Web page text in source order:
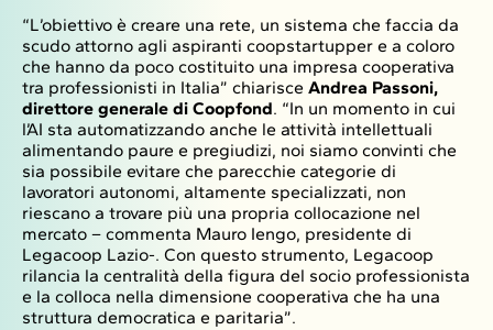
“L’obiettivo è creare una rete, un sistema che faccia da
scudo attorno agli aspiranti coopstartupper e a coloro
che hanno da poco costituito una impresa cooperativa
tra professionisti in Italia” chiarisce Andrea Passoni,
direttore generale di Coopfond. “In un momento in cui
l’AI sta automatizzando anche le attività intellettuali
alimentando paure e pregiudizi, noi siamo convinti che
sia possibile evitare che parecchie categorie di
lavoratori autonomi, altamente specializzati, non
riescano a trovare più una propria collocazione nel
mercato – commenta Mauro Iengo, presidente di
Legacoop Lazio-. Con questo strumento, Legacoop
rilancia la centralità della figura del socio professionista
e la colloca nella dimensione cooperativa che ha una
struttura democratica e paritaria”.